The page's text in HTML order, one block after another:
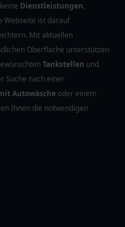
Dienstleistungen,
Webseite ist darauf
Mit aktuellen
Oberfläche unterstützen
Tankstellen und
Suche nach einer
Autowäsche oder einem
Ihnen die notwendigen